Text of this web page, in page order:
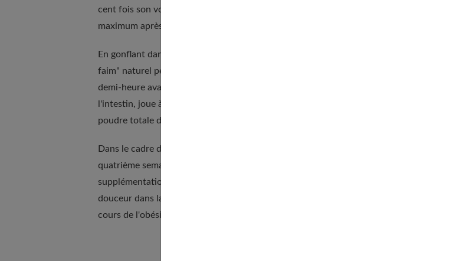
cent fois son volume. Cet effet est rapide - il débute en moins d'une demi-heure - et
maximum après cinq heures. Le glucomannane a avant tout un
En gonflant dans l'estomac, il procure une
faim" naturel permet de mieux contrôler la prise en alimentaire, à condition de le
demi-heure avant le repas et d'avaler en même temps un grand verre d'eau. L'effet de
l'intestin, joue à son tour un rôle de piège à calories. Des études cliniques ont
poudre totale de glucomannane dans la perte de poids, sans effet secondaire.
Dans le cadre d'un régime hypo-calorique contrôlé, son action est rapide, avec des
quatrième semaine. Il agit en véritable synergie avec le régime. On connaît l’intérêt d'une
supplémentation en fibres dans la santé. Par son action digestive, le glucomannane
douceur dans la régulation des problèmes de constipation, qui sont d'ailleurs souvent
cours de l'obésité.